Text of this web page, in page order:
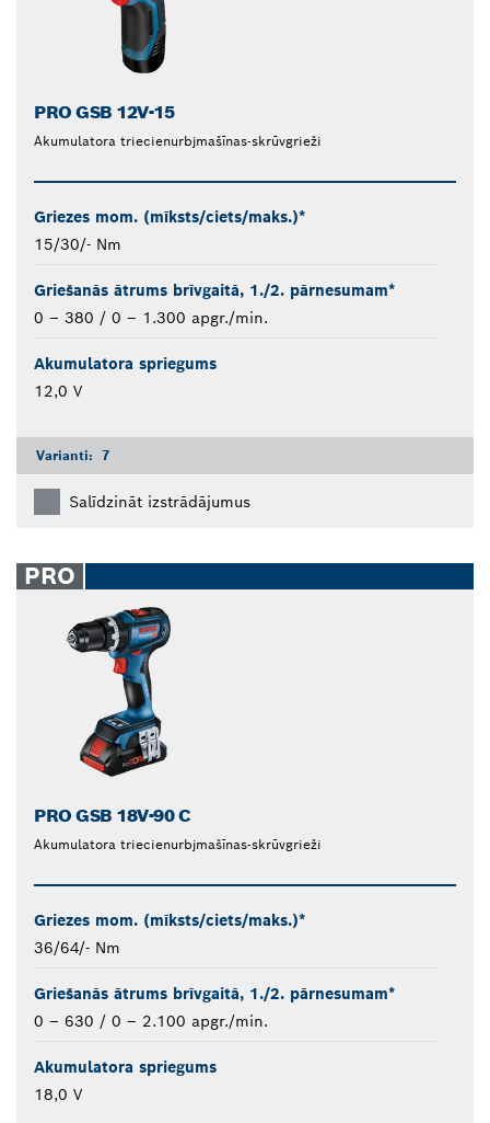
PRO GSB 12V-15
Akumulatora triecienurbjmašīnas-skrūvgrieži
Griezes mom. (mīksts/ciets/maks.)*
15/30/- Nm
Griešanās ātrums brīvgaitā, 1./2. pārnesumam*
0 – 380 / 0 – 1.300 apgr./min.
Akumulatora spriegums
12,0 V
Varianti: 7
Salīdzināt izstrādājumus
PRO
PRO GSB 18V-90 C
Akumulatora triecienurbjmašīnas-skrūvgrieži
Griezes mom. (mīksts/ciets/maks.)*
36/64/- Nm
Griešanās ātrums brīvgaitā, 1./2. pārnesumam*
0 – 630 / 0 – 2.100 apgr./min.
Akumulatora spriegums
18,0 V